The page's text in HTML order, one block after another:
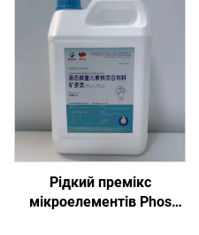
Рідкий премікс
мікроелементів Phos